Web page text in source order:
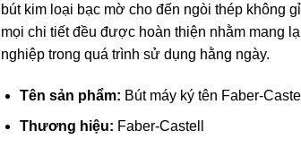
bút kim loại bạc mờ cho đến ngòi thép không
mọi chi tiết đều được hoàn thiện nhằm mang
nghiệp trong quá trình sử dụng hằng ngày.
Tên sản phẩm: Bút máy ký tên Faber-
Thương hiệu: Faber-Castell